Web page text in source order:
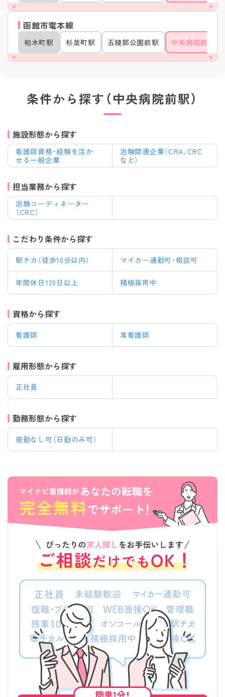
函館市電本線
柏木町駅 杉並町駅 五稜郭公園前駅 中央病院前駅
条件から探す（中央病院前駅）
施設形態から探す
看護師資格・経験を活か
せる一般企業
治験関連企業（CRA、CRC
など）
担当業務から探す
治験コーディネーター
（CRC）
こだわり条件から探す
駅チカ（徒歩10分以内） マイカー通勤可・相談可
年間休日120日以上 積極採用中
資格から探す
看護師 准看護師
雇用形態から探す
正社員
勤務形態から探す
夜勤なし可（日勤のみ可）